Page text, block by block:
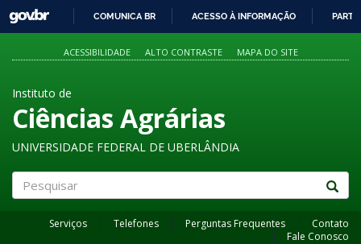
PARA
O
GOVBR
COMUNICA BR ACESSO À INFORMAÇÃO
ACESSIBILIDADE ALTO CONTRASTE MAPA DO SITE
Instituto de
Ciências Agrárias
UNIVERSIDADE FEDERAL DE UBERLÂNDIA
Serviços Telefones Perguntas Frequentes
Contato
Fale Conosco